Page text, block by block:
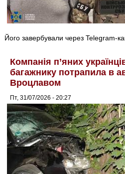
Його завербували через Telegram-
Компанія п’яних
багажнику потрапила в
Вроцлавом
Пт, 31/07/2026 - 20:27